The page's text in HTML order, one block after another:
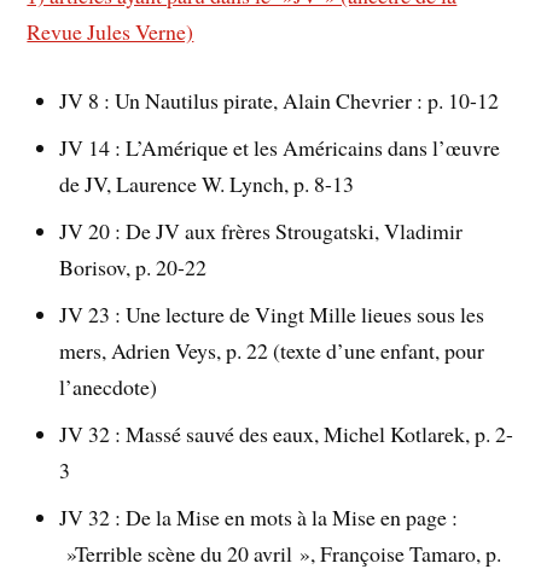
Revue Jules Verne)
JV 8 : Un Nautilus pirate, Alain Chevrier : p. 10-12
JV 14 : L’Amérique et les Américains dans l’œuvre
de JV, Laurence W. Lynch, p. 8-13
JV 20 : De JV aux frères Strougatski, Vladimir
Borisov, p. 20-22
JV 23 : Une lecture de Vingt Mille lieues sous les
mers, Adrien Veys, p. 22 (texte d’une enfant, pour
l’anecdote)
JV 32 : Massé sauvé des eaux, Michel Kotlarek, p. 2-
3
JV 32 : De la Mise en mots à la Mise en page :
»Terrible scène du 20 avril », Françoise Tamaro, p.